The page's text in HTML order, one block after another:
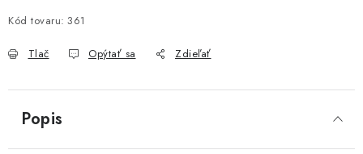
Kód tovaru: 361
Tlač Opýtať sa Zdieľať
Popis